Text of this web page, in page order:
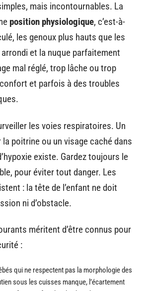
mais incontournables. La
position physiologique, c’est-à-
les genoux plus hauts que les
et la nuque parfaitement
mal réglé, trop lâche ou trop
et parfois à des troubles
les voies respiratoires. Un
poitrine ou un visage caché dans
existe. Gardez toujours le
pour éviter tout danger. Les
: la tête de l’enfant ne doit
ni d’obstacle.
méritent d’être connus pour
:
qui ne respectent pas la morphologie des
sous les cuisses manque, l’écartement